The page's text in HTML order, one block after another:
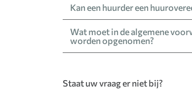
Kan een huurder een
Wat moet in de algemene
worden opgenomen?
Staat uw vraag er niet bij?